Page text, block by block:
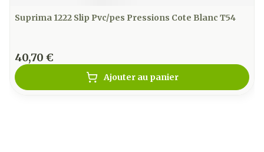
Suprima 1222 Slip Pvc/pes Pressions Cote Blanc T54
40,70 €
Ajouter au panier